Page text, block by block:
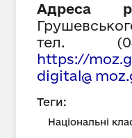
Адреса
тел.
https://
digital@
Теги:
Національні